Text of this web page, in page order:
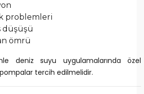
problemleri
düşüşü
ömrü
deniz suyu uygulamalarında özel
tercih edilmelidir.